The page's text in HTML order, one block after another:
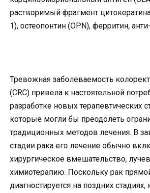
растворимый фрагмент
1), остеопонтин (OPN), ферритин,
Тревожная заболеваемость
(CRC) привела к настоятельной
разработке новых терапевтических
которые могли бы преодолеть
традиционных методов лечения. В
стадии рака его лечение обычно
хирургическое вмешательство,
химиотерапию. Поскольку рак
диагностируется на поздних